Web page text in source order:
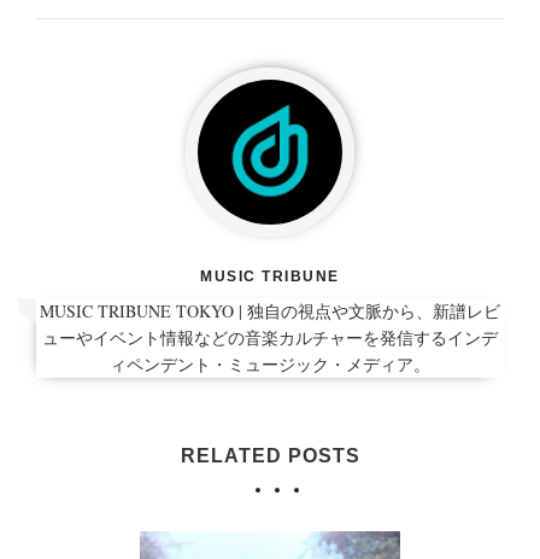
MUSIC TRIBUNE
MUSIC TRIBUNE TOKYO | 独自の視点や文脈から、新譜レビ
ューやイベント情報などの音楽カルチャーを発信するインデ
ィペンデント・ミュージック・メディア。
RELATED POSTS